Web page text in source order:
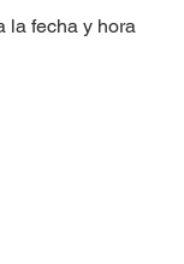
la fecha y hora